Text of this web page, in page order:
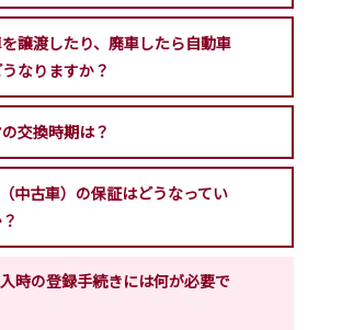
譲渡したり、廃車したら自動車
なりますか？
交換時期は？
中古車）の保証はどうなってい
時の登録手続きには何が必要で